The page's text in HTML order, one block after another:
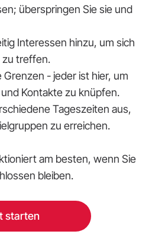
überspringen Sie sie und
Interessen hinzu, um sich
zu treffen.
Grenzen - jeder ist hier, um
Kontakte zu knüpfen.
Tageszeiten aus,
zu erreichen.
am besten, wenn Sie
bleiben.
starten